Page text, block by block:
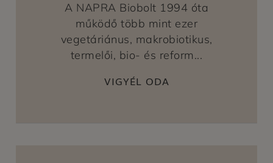
A NAPRA Biobolt 1994 óta
működő több mint ezer
vegetáriánus, makrobiotikus,
termelői, bio- és reform...
VIGYÉL ODA